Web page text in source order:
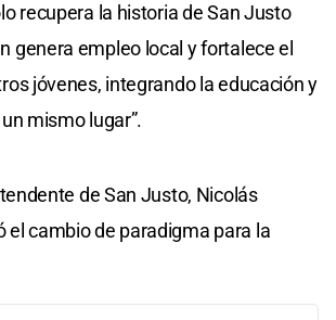
recupera la historia de San Justo
genera empleo local y fortalece el
jóvenes, integrando la educación y
mismo lugar”.
de San Justo, Nicolás
el cambio de paradigma para la